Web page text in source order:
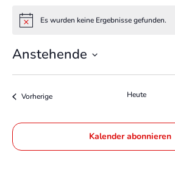
HinweisEs wurden keine Ergebnisse gefunden.
Anstehende
Datum
VorherigeVeranstaltungen Heute
Kalender abonnieren